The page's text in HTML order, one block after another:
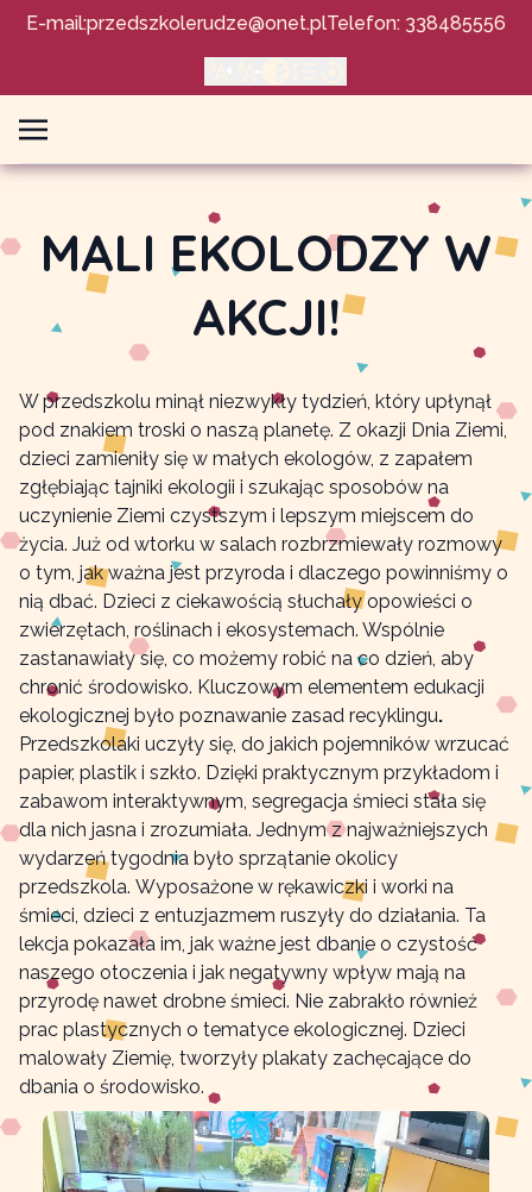
E-mail:przedszkolerudze@onet.plTelefon: 338485556
MALI EKOLODZY W
AKCJI!
W przedszkolu minął niezwykły tydzień, który upłynął
pod znakiem troski o naszą planetę. Z okazji Dnia Ziemi,
dzieci zamieniły się w małych ekologów, z zapałem
zgłębiając tajniki ekologii i szukając sposobów na
uczynienie Ziemi czystszym i lepszym miejscem do
życia. Już od wtorku w salach rozbrzmiewały rozmowy
o tym, jak ważna jest przyroda i dlaczego powinniśmy o
nią dbać. Dzieci z ciekawością słuchały opowieści o
zwierzętach, roślinach i ekosystemach. Wspólnie
zastanawiały się, co możemy robić na co dzień, aby
chronić środowisko. Kluczowym elementem edukacji
ekologicznej było poznawanie zasad recyklingu.
Przedszkolaki uczyły się, do jakich pojemników wrzucać
papier, plastik i szkło. Dzięki praktycznym przykładom i
zabawom interaktywnym, segregacja śmieci stała się
dla nich jasna i zrozumiała. Jednym z najważniejszych
wydarzeń tygodnia było sprzątanie okolicy
przedszkola. Wyposażone w rękawiczki i worki na
śmieci, dzieci z entuzjazmem ruszyły do działania. Ta
lekcja pokazała im, jak ważne jest dbanie o czystość
naszego otoczenia i jak negatywny wpływ mają na
przyrodę nawet drobne śmieci. Nie zabrakło również
prac plastycznych o tematyce ekologicznej. Dzieci
malowały Ziemię, tworzyły plakaty zachęcające do
dbania o środowisko.